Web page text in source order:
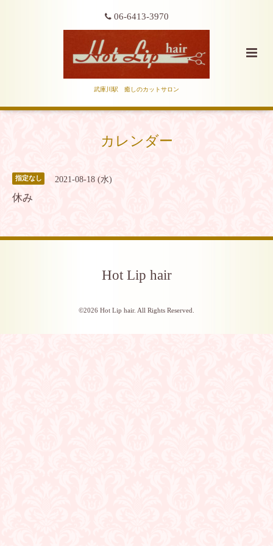
06-6413-3970
武庫川駅 癒しのカットサロン
カレンダー
指定なし 2021-08-18 (水)
休み
Hot Lip hair
©2026 Hot Lip hair. All Rights Reserved.